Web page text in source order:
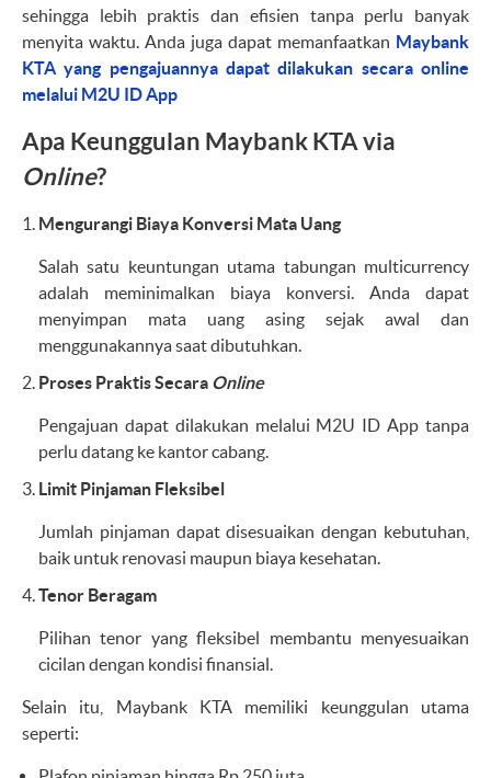
sehingga lebih praktis dan efisien tanpa perlu banyak
menyita waktu. Anda juga dapat memanfaatkan Maybank
KTA yang pengajuannya dapat dilakukan secara online
melalui M2U ID App
Apa Keunggulan Maybank KTA via
Online?
Mengurangi Biaya Konversi Mata Uang
Salah satu keuntungan utama tabungan multicurrency
adalah meminimalkan biaya konversi. Anda dapat
menyimpan mata uang asing sejak awal dan
menggunakannya saat dibutuhkan.
Proses Praktis Secara Online
Pengajuan dapat dilakukan melalui M2U ID App tanpa
perlu datang ke kantor cabang.
Limit Pinjaman Fleksibel
Jumlah pinjaman dapat disesuaikan dengan kebutuhan,
baik untuk renovasi maupun biaya kesehatan.
Tenor Beragam
Pilihan tenor yang fleksibel membantu menyesuaikan
cicilan dengan kondisi finansial.
Selain itu, Maybank KTA memiliki keunggulan utama
seperti: